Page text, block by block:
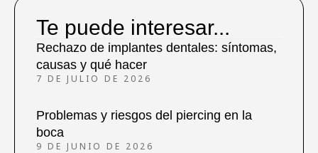
Te puede interesar...
Rechazo de implantes dentales: síntomas,
causas y qué hacer
7 DE JULIO DE 2026
Problemas y riesgos del piercing en la
boca
9 DE JUNIO DE 2026